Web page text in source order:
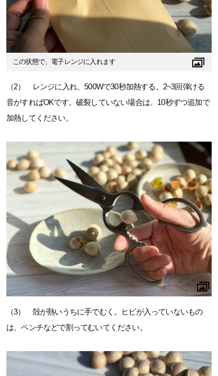
この状態で、電子レンジに入れます
（2） レンジに入れ、500Wで30秒加熱する。2~3回弾ける
音がすればOKです。破裂していない場合は、10秒ずつ追加で
加熱してください。
（3） 殻が熱いうちに手でむく。ヒビが入っていないもの
は、ペンチなどで割ってむいてください。